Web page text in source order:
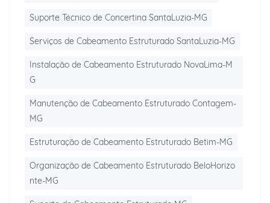
Suporte Técnico de Concertina SantaLuzia-MG
Serviços de Cabeamento Estruturado SantaLuzia-MG
Instalação de Cabeamento Estruturado NovaLima-M
G
Manutenção de Cabeamento Estruturado Contagem-
MG
Estruturação de Cabeamento Estruturado Betim-MG
Organização de Cabeamento Estruturado BeloHorizo
nte-MG